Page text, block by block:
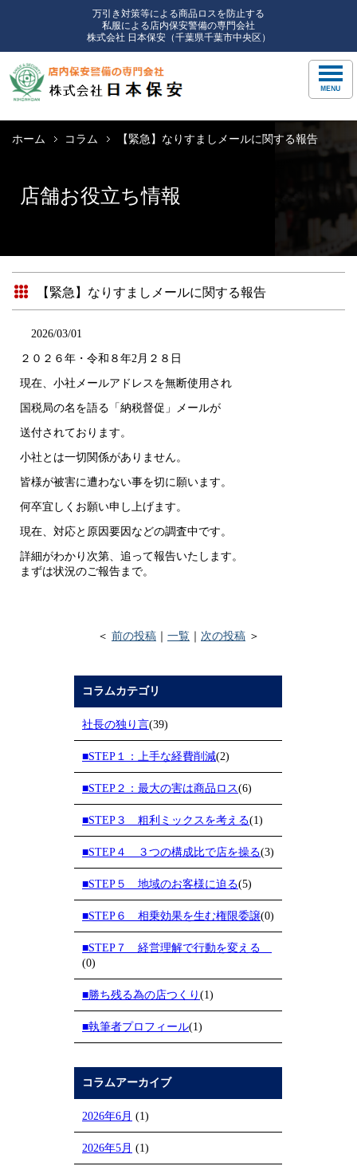
万引き対策等による商品ロスを防止する
私服による店内保安警備の専門会社
株式会社 日本保安（千葉県千葉市中央区）
ホーム コラム 【緊急】なりすましメールに関する報告
店舗お役立ち情報
【緊急】なりすましメールに関する報告
2026/03/01
２０２６年・令和８年2月２８日
現在、小社メールアドレスを無断使用され
国税局の名を語る「納税督促」メールが
送付されております。
小社とは一切関係がありません。
皆様が被害に遭わない事を切に願います。
何卒宜しくお願い申し上げます。
現在、対応と原因要因などの調査中です。
詳細がわかり次第、追って報告いたします。
まずは状況のご報告まで。
＜ 前の投稿 ｜ 一覧 ｜ 次の投稿 ＞
コラムカテゴリ
社長の独り言(39)
■STEP１：上手な経費削減(2)
■STEP２：最大の害は商品ロス(6)
■STEP３ 粗利ミックスを考える(1)
■STEP４ ３つの構成比で店を操る(3)
■STEP５ 地域のお客様に迫る(5)
■STEP６ 相乗効果を生む権限委譲(0)
■STEP７ 経営理解で行動を変える
(0)
■勝ち残る為の店つくり (1)
■執筆者プロフィール(1)
コラムアーカイブ
2026年6月 (1)
2026年5月 (1)